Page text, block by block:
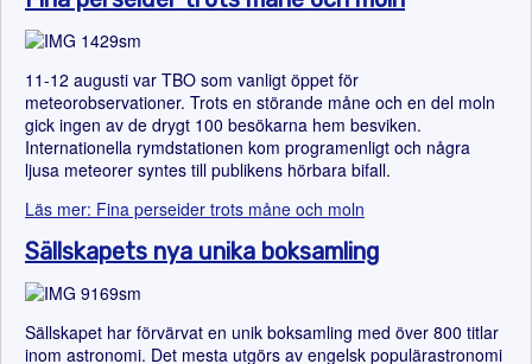
11-12 augusti var TBO som vanligt öppet för
meteorobservationer. Trots en störande måne och en del moln
gick ingen av de drygt 100 besökarna hem besviken.
Internationella rymdstationen kom programenligt och några
ljusa meteorer syntes till publikens hörbara bifall.
Läs mer: Fina perseider trots måne och moln
Sällskapets nya unika boksamling
Sällskapet har förvärvat en unik boksamling med över 800 titlar
inom astronomi. Det mesta utgörs av engelsk populärastronomi